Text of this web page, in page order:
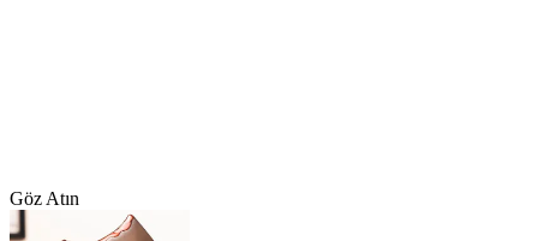
Göz Atın